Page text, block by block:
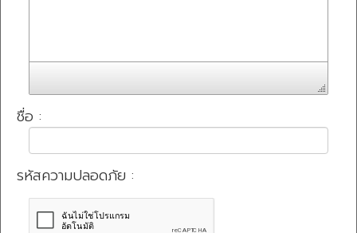
ชื่อ :
รหัสความปลอดภัย :